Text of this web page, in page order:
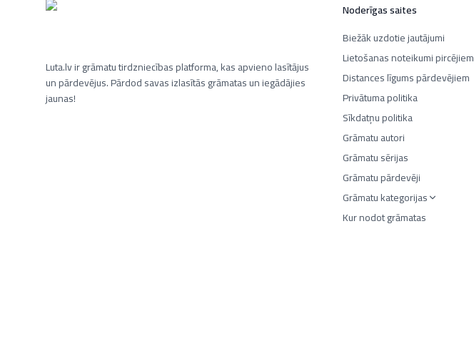
Luta.lv ir grāmatu tirdzniecības platforma, kas apvieno lasītājus
un pārdevējus. Pārdod savas izlasītās grāmatas un iegādājies
jaunas!
Noderīgas saites
Biežāk uzdotie jautājumi
Lietošanas noteikumi pircējiem
Distances līgums pārdevējiem
Privātuma politika
Sīkdatņu politika
Grāmatu autori
Grāmatu sērijas
Grāmatu pārdevēji
Grāmatu kategorijas
Kur nodot grāmatas